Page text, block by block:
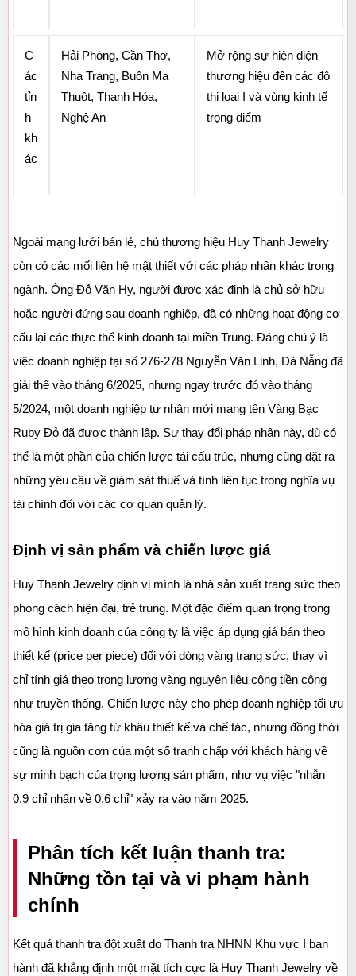
C
ác
tỉn
h
kh
ác
Hải Phòng, Cần Thơ,
Nha Trang, Buôn Ma
Thuột, Thanh Hóa,
Nghệ An
Mở rộng sự hiện diện
thương hiệu đến các đô
thị loại I và vùng kinh tế
trọng điểm
Ngoài mạng lưới bán lẻ, chủ thương hiệu Huy Thanh Jewelry
còn có các mối liên hệ mật thiết với các pháp nhân khác trong
ngành. Ông Đỗ Văn Hy, người được xác định là chủ sở hữu
hoặc người đứng sau doanh nghiệp, đã có những hoạt động cơ
cấu lại các thực thể kinh doanh tại miền Trung. Đáng chú ý là
việc doanh nghiệp tại số 276-278 Nguyễn Văn Linh, Đà Nẵng đã
giải thể vào tháng 6/2025, nhưng ngay trước đó vào tháng
5/2024, một doanh nghiệp tư nhân mới mang tên Vàng Bạc
Ruby Đỏ đã được thành lập. Sự thay đổi pháp nhân này, dù có
thể là một phần của chiến lược tái cấu trúc, nhưng cũng đặt ra
những yêu cầu về giám sát thuế và tính liên tục trong nghĩa vụ
tài chính đối với các cơ quan quản lý.
Định vị sản phẩm và chiến lược giá
Huy Thanh Jewelry định vị mình là nhà sản xuất trang sức theo
phong cách hiện đại, trẻ trung. Một đặc điểm quan trọng trong
mô hình kinh doanh của công ty là việc áp dụng giá bán theo
thiết kế (price per piece) đối với dòng vàng trang sức, thay vì
chỉ tính giá theo trọng lượng vàng nguyên liệu cộng tiền công
như truyền thống. Chiến lược này cho phép doanh nghiệp tối ưu
hóa giá trị gia tăng từ khâu thiết kế và chế tác, nhưng đồng thời
cũng là nguồn cơn của một số tranh chấp với khách hàng về
sự minh bạch của trọng lượng sản phẩm, như vụ việc "nhẫn
0.9 chỉ nhận về 0.6 chỉ" xảy ra vào năm 2025.
Phân tích kết luận thanh tra:
Những tồn tại và vi phạm hành
chính
Kết quả thanh tra đột xuất do Thanh tra NHNN Khu vực I ban
hành đã khẳng định một mặt tích cực là Huy Thanh Jewelry về